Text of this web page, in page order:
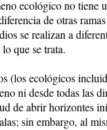
ecológico no tiene
de otras
se realizan a
que se trata.
(los ecológicos
ni desde todas las
de abrir horizontes
sin embargo, al